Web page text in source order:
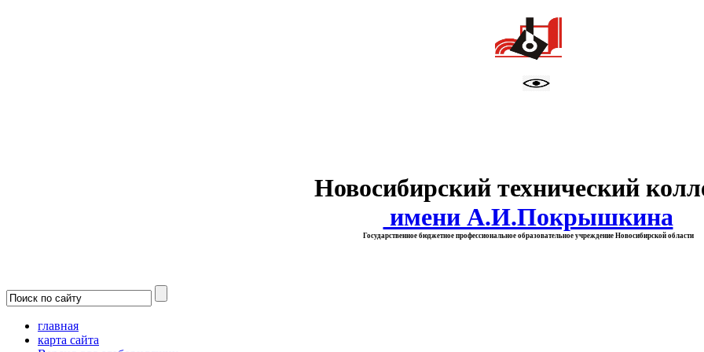
Новосибирский технический
имени А.И.Покрышкина
Государственное бюджетное профессиональное образовательное учреждение Новосибирской области
главная
карта сайта